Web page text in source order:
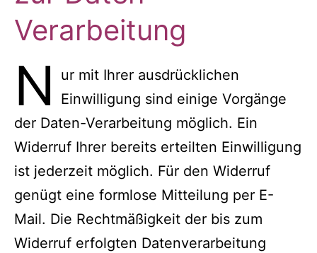
Verarbeitung
N
ur mit Ihrer ausdrücklichen
Einwilligung sind einige Vorgänge
der Daten-Verarbeitung möglich. Ein
Widerruf Ihrer bereits erteilten Einwilligung
ist jederzeit möglich. Für den Widerruf
genügt eine formlose Mitteilung per E-
Mail. Die Rechtmäßigkeit der bis zum
Widerruf erfolgten Datenverarbeitung